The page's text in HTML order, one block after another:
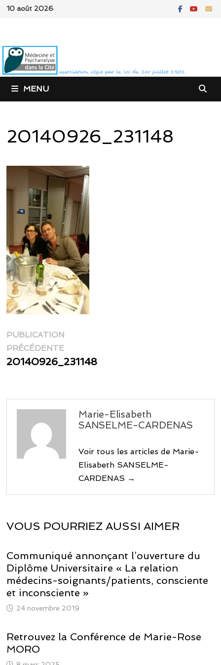
Passer
10 août 2026
MENU
20140926_231148
Navigation
de
l’article
PUBLICATION
PRÉCÉDENTEPublication
précédente :
20140926_231148
Marie-Elisabeth
SANSELME-CARDENAS
Voir tous les articles de Marie-
Elisabeth SANSELME-
CARDENAS →
VOUS POURRIEZ AUSSI AIMER
Communiqué annonçant l’ouverture du
Diplôme Universitaire « La relation
médecins-soignants/patients, consciente
et inconsciente »
24 novembre 2019
Retrouvez la Conférence de Marie-Rose
MORO